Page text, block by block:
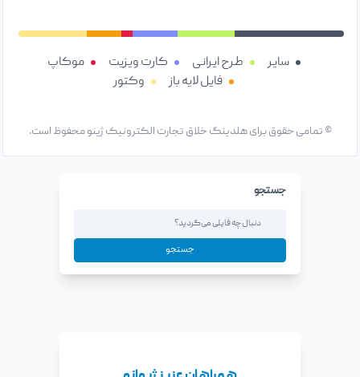
سایر طرح ایرانی کارت ویزیت
موکاپ
فایل لایه باز
وکتور
© تمامی حقوق برای هلدینگ خلاق تجارت الکترونیک ژینو محفوظ است.
جستجو
جستجو